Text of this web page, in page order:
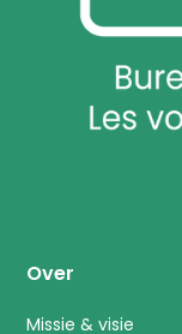
Over
Missie & visie